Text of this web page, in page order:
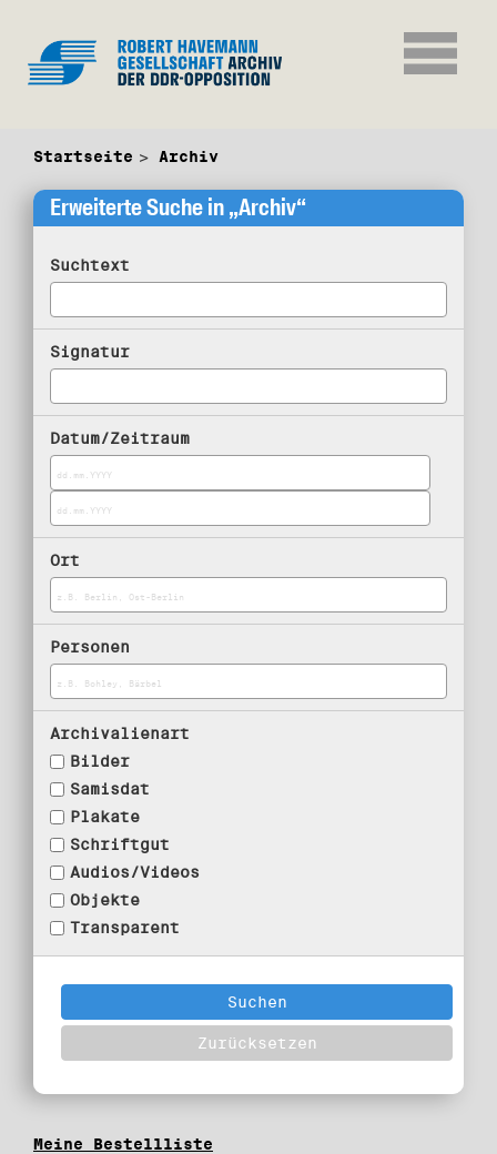
Startseite Archiv
Erweiterte Suche in „Archiv“
Suchtext
Signatur
Datum/Zeitraum
Ort
Personen
Archivalienart
Bilder
Samisdat
Plakate
Schriftgut
Audios/Videos
Objekte
Transparent
Meine Bestellliste